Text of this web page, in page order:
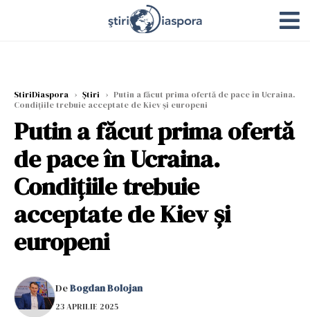
StiriDiaspora › Știri › Putin a făcut prima ofertă de pace în Ucraina.
Condițiile trebuie acceptate de Kiev și europeni
Putin a făcut prima ofertă
de pace în Ucraina.
Condițiile trebuie
acceptate de Kiev și
europeni
DeBogdan Bolojan
23 APRILIE 2025